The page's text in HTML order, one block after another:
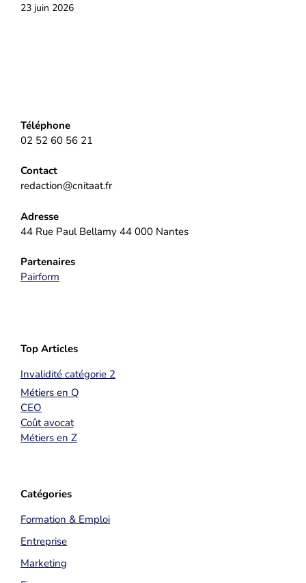
23 juin 2026
Téléphone
02 52 60 56 21
Contact
redaction@cnitaat.fr
Adresse
44 Rue Paul Bellamy 44 000 Nantes
Partenaires
Pairform
Top Articles
Invalidité catégorie 2
Métiers en Q
CEO
Coût avocat
Métiers en Z
Catégories
Formation & Emploi
Entreprise
Marketing